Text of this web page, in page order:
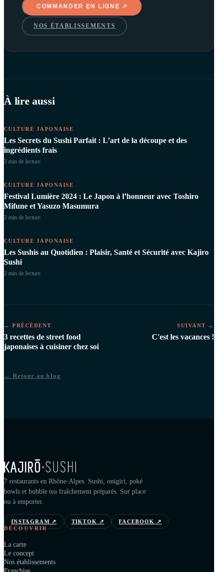
COMMANDER EN LIGNE ↗
NOS ÉTABLISSEMENTS
À lire aussi
CULTURE JAPONAISE
Les Secrets du Sushi Parfait : L’art de la découpe et des
ingrédients frais
3 min de lecture
CULTURE JAPONAISE
Festival Lumière 2024 : Le Japon à l’honneur avec Toshiro
Mifune et Yasuzo Masumura
3 min de lecture
CULTURE JAPONAISE
Les Sushis au Quotidien : Plaisir, Santé et Sécurité avec Kajiro
Sushi
3 min de lecture
← PRÉCÉDENT
3 recettes de street food
japonaises à cuisiner chez soi
SUIVANT →
C'est les vacances !
← Retour au blog
7 restaurants en Rhône-Alpes. Sushi, onigiri, poké
bowls et bubble tea fraîchement préparés. Sur place
ou à emporter.
INSTAGRAM ↗ TIKTOK ↗ FACEBOOK
↗
DÉCOUVRIR
La carte
Le concept
Nos établissements
Franchise